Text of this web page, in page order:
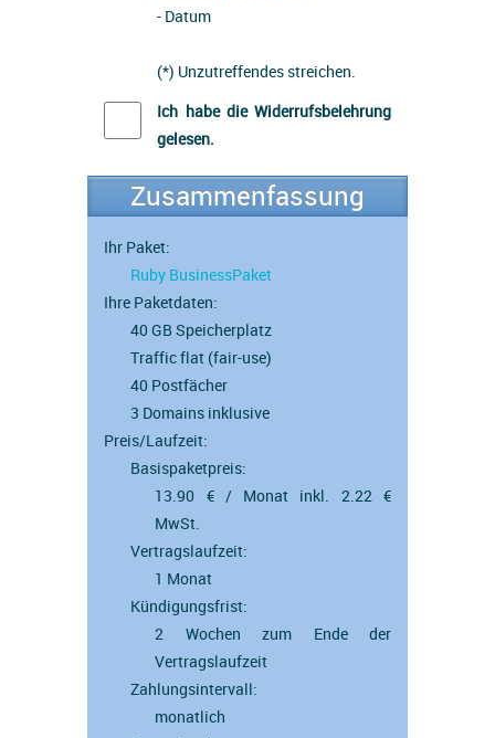
- Datum
(*) Unzutreffendes streichen.
Ich habe die Widerrufsbelehrung
gelesen.
Zusammenfassung
Ihr Paket:
Ruby BusinessPaket
Ihre Paketdaten:
40 GB Speicherplatz
Traffic flat (fair-use)
40 Postfächer
3 Domains inklusive
Preis/Laufzeit:
Basispaketpreis:
13.90 € / Monat inkl. 2.22 €
MwSt.
Vertragslaufzeit:
1 Monat
Kündigungsfrist:
2 Wochen zum Ende der
Vertragslaufzeit
Zahlungsintervall:
monatlich